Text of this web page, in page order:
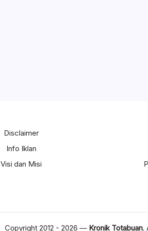
Disclaimer
Info Iklan
Visi dan Misi
Copyright 2012 - 2026 — Kronik Totabuan.